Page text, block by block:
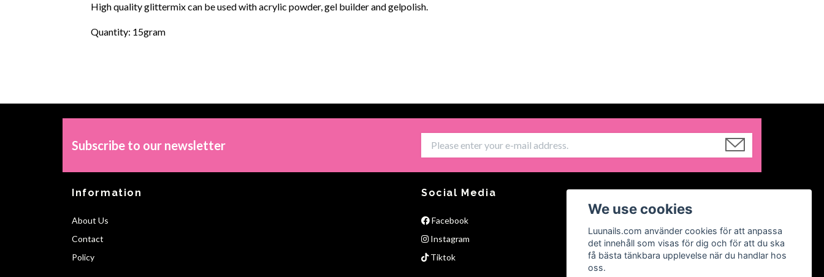
High quality glittermix can be used with acrylic powder, gel builder and gelpolish.
Quantity: 15gram
Subscribe to our newsletter
Information
About Us
Contact
Policy
Social Media
Facebook
Instagram
Tiktok
We use cookies
Luunails.com använder cookies för att anpassa
det innehåll som visas för dig och för att du ska
få bästa tänkbara upplevelse när du handlar hos
oss.